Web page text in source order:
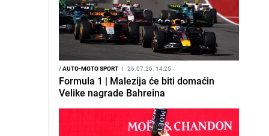
/AUTO-MOTO SPORT I 26.07.26. 14:25
Formula 1 | Malezija će biti domaćin
Velike nagrade Bahreina